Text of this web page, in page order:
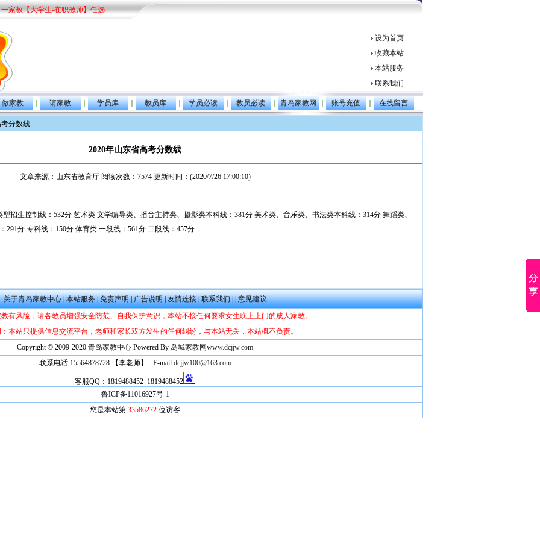
家教【大学生-在职教师】任选
设为首页
收藏本站
本站服务
联系我们
做家教 ｜ 请家教 ｜ 学员库 ｜ 教员库 ｜ 学员必读 ｜ 教员必读 ｜ 青岛家教网 ｜ 账号充值 ｜ 在线留言
分数线
2020年山东省高考分数线
文章来源：山东省教育厅 阅读次数：7574 更新时间：(2020/7/26 17:00:10)
招生控制线：532分 艺术类 文学编导类、播音主持类、摄影类本科线：381分 美术类、音乐类、书法类本科线：314分 舞蹈类、
分 专科线：150分 体育类 一段线：561分 二段线：457分
关于青岛家教中心|本站服务|免责声明|广告说明|友情连接|联系我们||意见建议
有风险，请各教员增强安全防范、自我保护意识，本站不接任何要求女生晚上上门的成人家教。
本站只提供信息交流平台，老师和家长双方发生的任何纠纷，与本站无关，本站概不负责。
Copyright © 2009-2020 青岛家教中心 Powered By 岛城家教网www.dcjjw.com
联系电话:15564878728 【李老师】 E-mail:dcjjw100@163.com
客服QQ：1819488452 1819488452
鲁ICP备11016927号-1
您是本站第 33586272 位访客